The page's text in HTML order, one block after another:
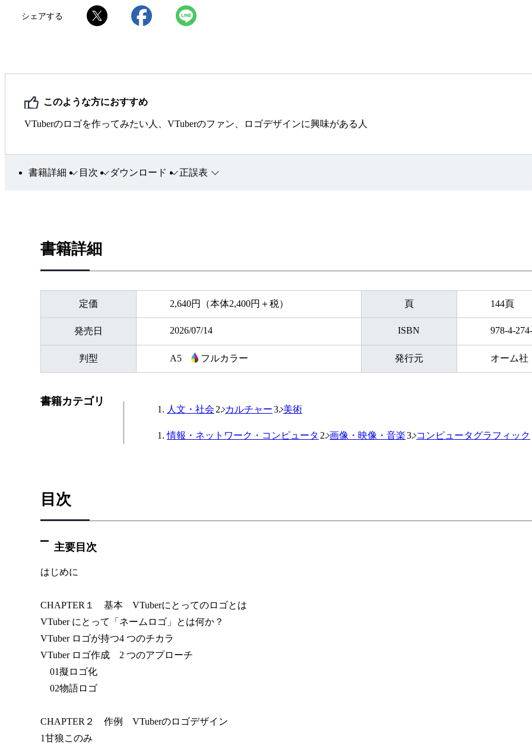
シェアする
割を持つのか？ VTuberらしさをどのように表現するのか？ を基礎
語ロゴ」についても紹介し、キャラクターの魅力をロゴに落とし
すべてが実例だからこそ、クライアントの要望を踏まえた調整など
ています。
用しているヒアリングシートの紹介を収録。
このような方におすすめ
VTuberのロゴを作ってみたい人、VTuberのファン、ロゴデザインに興味がある人
書籍詳細 目次 ダウンロード 正誤表
書籍詳細
定価 2,640円（本体2,400円＋税） 頁 144頁
発売日 2026/07/14 ISBN 978-4-
判型 A5 フルカラー 発行元 オーム社
書籍カテゴリ
人文・社会 カルチャー 美術
情報・ネットワーク・コンピュータ 画像・映像・音楽 コンピュータグラフィック
目次
主要目次
はじめに
CHAPTER１ 基本 VTuberにとってのロゴとは
VTuber にとって「ネームロゴ」とは何か？
VTuber ロゴが持つ4 つのチカラ
VTuber ロゴ作成 2 つのアプローチ
01擬ロゴ化
02物語ロゴ
CHAPTER２ 作例 VTuberのロゴデザイン
1甘狼このみ